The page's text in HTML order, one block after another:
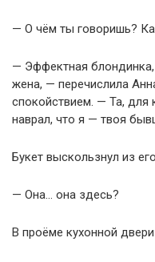
— О чём ты говоришь?
— Эффектная
жена, — перечислила
спокойствием. — Та, для
наврал, что я — твоя
Букет выскользнул из
— Она… она здесь?
В проёме кухонной